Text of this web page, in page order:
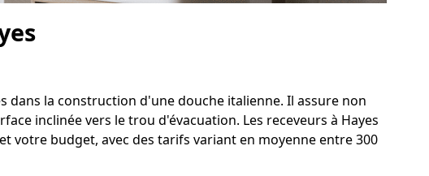
dans la construction d'une douche italienne. Il assure non
inclinée vers le trou d'évacuation. Les receveurs à Hayes
votre budget, avec des tarifs variant en moyenne entre 300